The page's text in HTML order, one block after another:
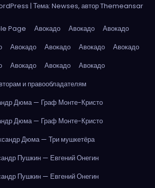
| Тема: Newses, авторThemeansar
Page Авокадо Авокадо
Авокадо
Авокадо Авокадо Авокадо
Авокадо
Авокадо Авокадо
Авокадо
и правообладателям
Дюма — Граф Монте-Кристо
Дюма — Граф Монте-Кристо
Дюма — Три мушкетёра
Пушкин — Евгений Онегин
Пушкин — Евгений Онегин